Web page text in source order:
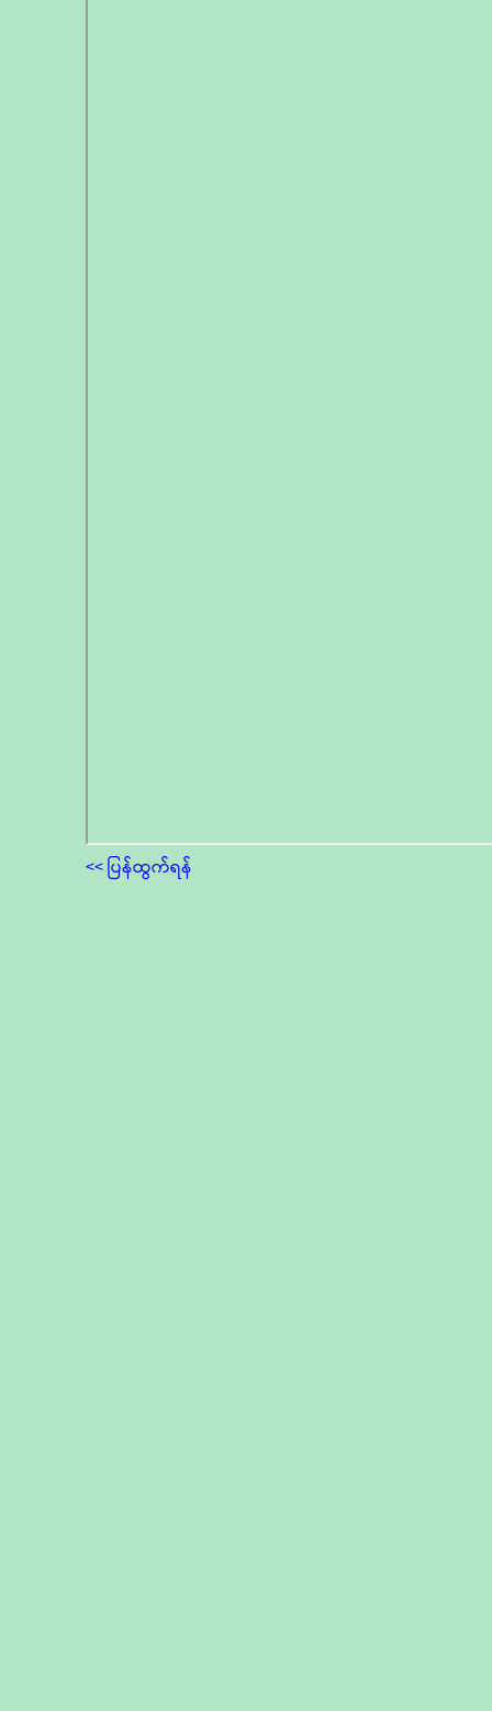
<< ပြန်ထွက်ရန်